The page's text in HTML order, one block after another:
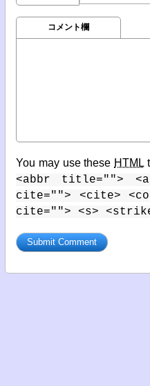
コメント欄
You may use these HTML
<abbr title="">
cite=""> <cite>
cite=""> <s>